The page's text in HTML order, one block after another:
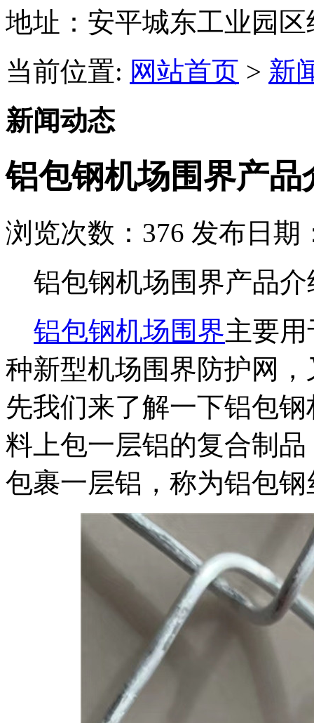
地址：安平城东工业园区
当前位置: 网站首页 > 新
新闻动态
铝包钢机场围界产品
浏览次数： 376 发布日期
铝包钢机场围界产品介
铝包钢机场围界主要
种新型机场围界防护网
先我们来了解一下铝包钢
料上包一层铝的复合制
包裹一层铝，称为铝包